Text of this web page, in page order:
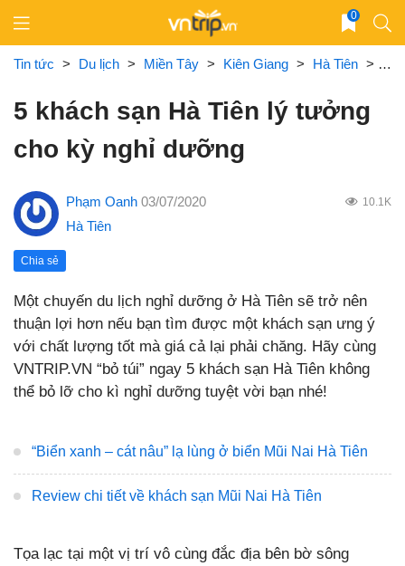
content
0
Tin tức > Du lịch > Miền Tây > Kiên Giang > Hà Tiên > 5
5 khách sạn Hà Tiên lý tưởng
cho kỳ nghỉ dưỡng
Phạm Oanh 03/07/2020 10.1K
Hà Tiên
Chia sẻ
Một chuyến du lịch nghỉ dưỡng ở Hà Tiên sẽ trở nên
thuận lợi hơn nếu bạn tìm được một khách sạn ưng ý
với chất lượng tốt mà giá cả lại phải chăng. Hãy cùng
VNTRIP.VN “bỏ túi” ngay 5 khách sạn Hà Tiên không
thể bỏ lỡ cho kì nghỉ dưỡng tuyệt vời bạn nhé!
“Biển xanh – cát nâu” lạ lùng ở biển Mũi Nai Hà Tiên
Review chi tiết về khách sạn Mũi Nai Hà Tiên
Tọa lạc tại một vị trí vô cùng đắc địa bên bờ sông